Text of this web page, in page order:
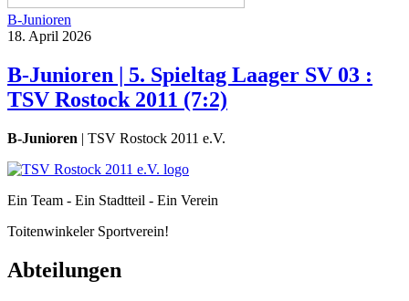
B-Junioren
18. April 2026
B-Junioren | 5. Spieltag Laager SV 03 :
TSV Rostock 2011 (7:2)
B-Junioren | TSV Rostock 2011 e.V.
Ein Team - Ein Stadtteil - Ein Verein
Toitenwinkeler Sportverein!
Abteilungen